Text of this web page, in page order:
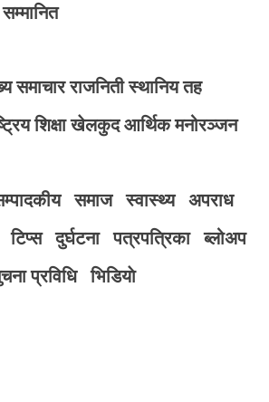
समाचार राजनिती स्थानिय तह
शिक्षा खेलकुद आर्थिक मनोरञ्जन
समाज स्वास्थ्य
अपराध
टिप्स दुर्घटना पत्रपत्रिका
ब्लोअप
प्रविधि भिडियाे